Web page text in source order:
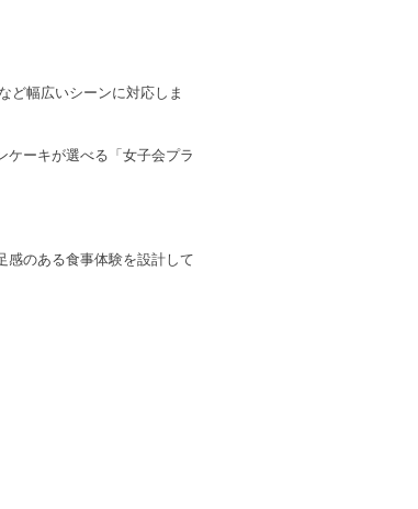
ど幅広いシーンに対応しま
ケーキが選べる「女子会プラ
のある食事体験を設計して